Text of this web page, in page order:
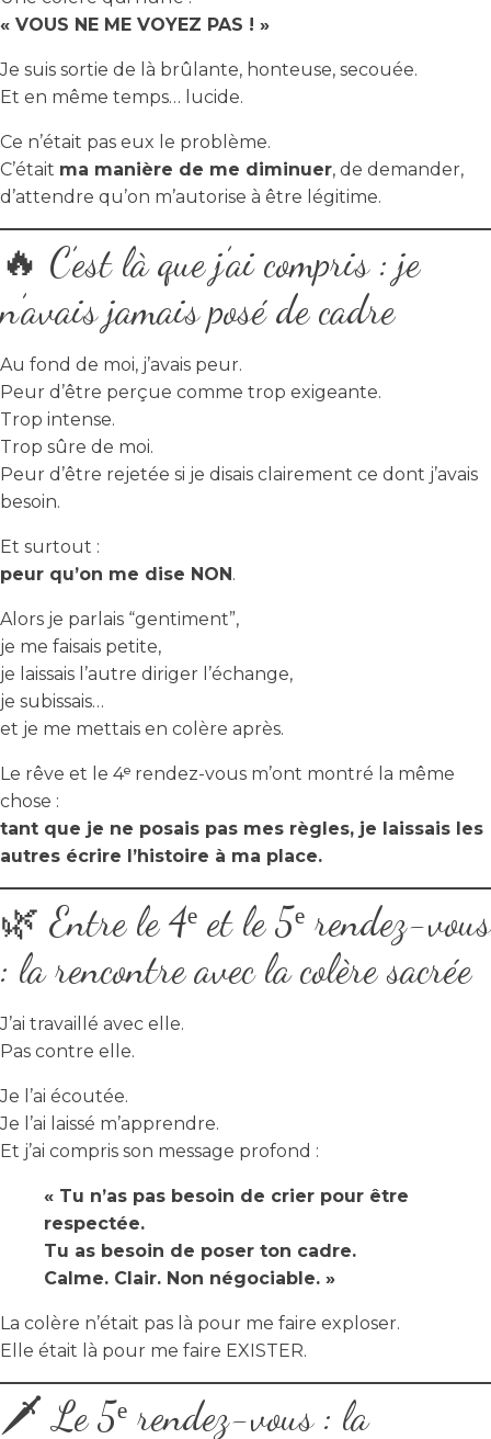
« VOUS NE ME VOYEZ PAS ! »
Je suis sortie de là brûlante, honteuse, secouée.
Et en même temps… lucide.
Ce n’était pas eux le problème.
C’était ma manière de me diminuer, de demander,
d’attendre qu’on m’autorise à être légitime.
🔥 C’est là que j’ai compris : je
n’avais jamais posé de cadre
Au fond de moi, j’avais peur.
Peur d’être perçue comme trop exigeante.
Trop intense.
Trop sûre de moi.
Peur d’être rejetée si je disais clairement ce dont j’avais
besoin.
Et surtout :
peur qu’on me dise NON.
Alors je parlais “gentiment”,
je me faisais petite,
je laissais l’autre diriger l’échange,
je subissais…
et je me mettais en colère après.
Le rêve et le 4ᵉ rendez-vous m’ont montré la même
chose :
tant que je ne posais pas mes règles, je laissais les
autres écrire l’histoire à ma place.
🌿 Entre le 4ᵉ et le 5ᵉ rendez-vous
: la rencontre avec la colère sacrée
J’ai travaillé avec elle.
Pas contre elle.
Je l’ai écoutée.
Je l’ai laissé m’apprendre.
Et j’ai compris son message profond :
« Tu n’as pas besoin de crier pour être
respectée.
Tu as besoin de poser ton cadre.
Calme. Clair. Non négociable. »
La colère n’était pas là pour me faire exploser.
Elle était là pour me faire EXISTER.
🗡️ Le 5ᵉ rendez-vous : la